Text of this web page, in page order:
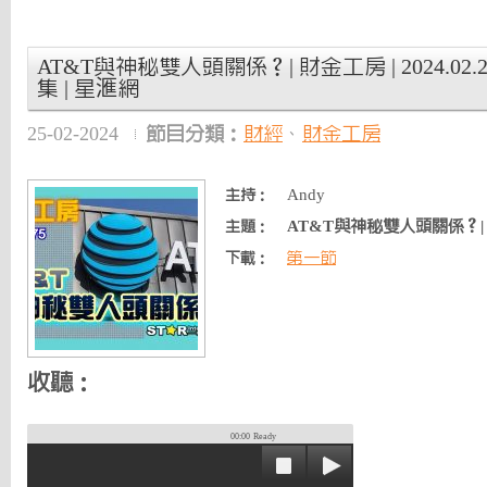
AT&T與神秘雙人頭關係？| 財金工房 |
集 | 星滙網
25-02-2024 節目分類： 財經 、 財金工房
主持： Andy
主題： AT&T與神秘雙人頭關係？|
下載： 第一節
收聽：
00:00 Ready